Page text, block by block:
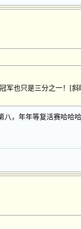
军也只是三分之一！[斜
八，年年等复活赛哈哈